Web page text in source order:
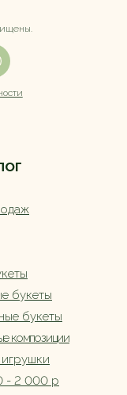
букеты
букеты
композиции
- 2 000 р